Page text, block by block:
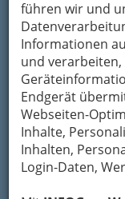
führen wir und
Informationen
und
Endgerät
Webseiten-
Inhalte,
Inhalten,
Login-Daten,
nur
Fertigkeiten
ausgebildete
So begann
steirischen
von
Ihre
Daneben
Richtung
12.000